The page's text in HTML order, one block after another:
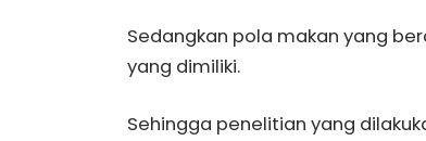
Sedangkan pola makan yang
yang dimiliki.
Sehingga penelitian yang